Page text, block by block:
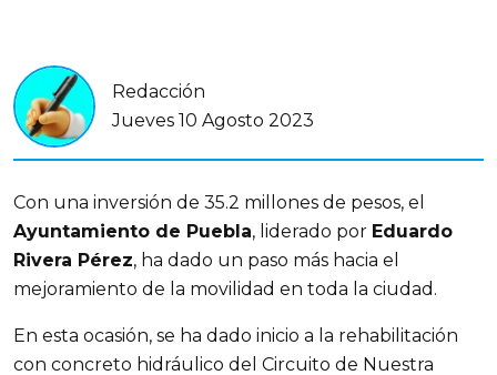
Redacción
Jueves 10 Agosto 2023
Con una inversión de 35.2 millones de pesos, el
Ayuntamiento de Puebla, liderado por Eduardo
Rivera Pérez, ha dado un paso más hacia el
mejoramiento de la movilidad en toda la ciudad.
En esta ocasión, se ha dado inicio a la rehabilitación
con concreto hidráulico del Circuito de Nuestra